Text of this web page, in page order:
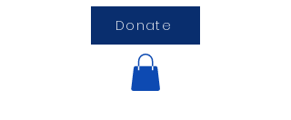
Donate